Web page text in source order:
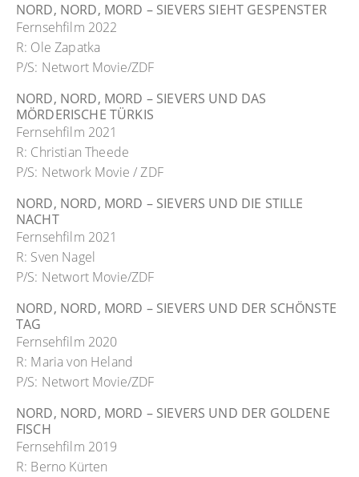
NORD, NORD, MORD – SIEVERS SIEHT GESPENSTER
Fernsehfilm 2022
R: Ole Zapatka
P/S: Networt Movie/ZDF
NORD, NORD, MORD – SIEVERS UND DAS
MÖRDERISCHE TÜRKIS
Fernsehfilm 2021
R: Christian Theede
P/S: Network Movie / ZDF
NORD, NORD, MORD – SIEVERS UND DIE STILLE
NACHT
Fernsehfilm 2021
R: Sven Nagel
P/S: Networt Movie/ZDF
NORD, NORD, MORD – SIEVERS UND DER SCHÖNSTE
TAG
Fernsehfilm 2020
R: Maria von Heland
P/S: Networt Movie/ZDF
NORD, NORD, MORD – SIEVERS UND DER GOLDENE
FISCH
Fernsehfilm 2019
R: Berno Kürten